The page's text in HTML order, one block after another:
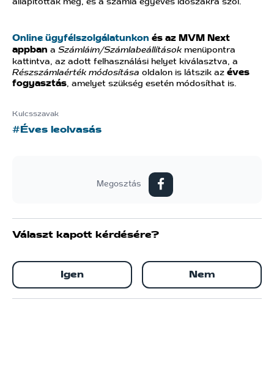
Megosztás
állapították meg, és a számla egyéves időszakra szól.
Online ügyfélszolgálatunkon és az MVM Next
appban a Számláim/Számlabeállítások menüpontra
kattintva, az adott felhasználási helyet kiválasztva, a
Részszámlaérték módosítása oldalon is látszik az éves
fogyasztás, amelyet szükség esetén módosíthat is.
Kulcsszavak
#Éves leolvasás
Választ kapott kérdésére?
Igen Nem